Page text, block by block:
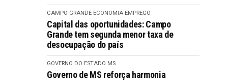
CAMPO GRANDE ECONOMIA EMPREGO
Capital das oportunidades: Campo
Grande tem segunda menor taxa de
desocupação do país
GOVERNO DO ESTADO MS
Governo de MS reforça harmonia